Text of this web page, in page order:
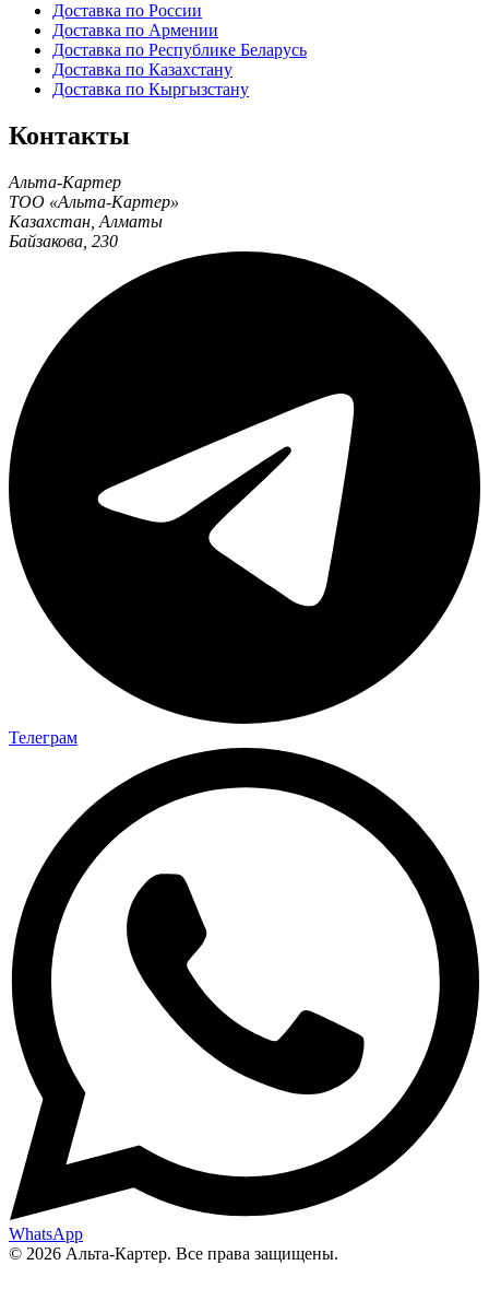
Доставка по России
Доставка по Армении
Доставка по Республике Беларусь
Доставка по Казахстану
Доставка по Кыргызстану
Контакты
Альта-Картер
ТОО «Альта-Картер»
Казахстан Алматы
Байзакова, 230
Телеграм
WhatsApp
© 2026 Альта-Картер. Все права защищены.